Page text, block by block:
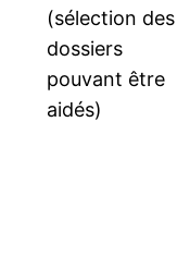
(sélection des
dossiers
pouvant être
aidés)